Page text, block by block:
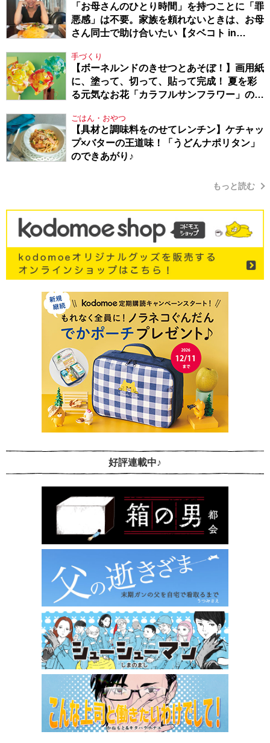
「お母さんのひとり時間」を持つことに「罪
悪感」は不要。家族を頼れないときは、お母
さん同士で助け合いたい【タベコト in
手づくり
【ボーネルンドのきせつとあそぼ！】画用紙
に、塗って、切って、貼って完成！ 夏を彩
る元気なお花「カラフルサンフラワー」の作
ごはん・おやつ
【具材と調味料をのせてレンチン】ケチャッ
プ×バターの王道味！「うどんナポリタン」
のできあがり♪
もっと読む
好評連載中♪